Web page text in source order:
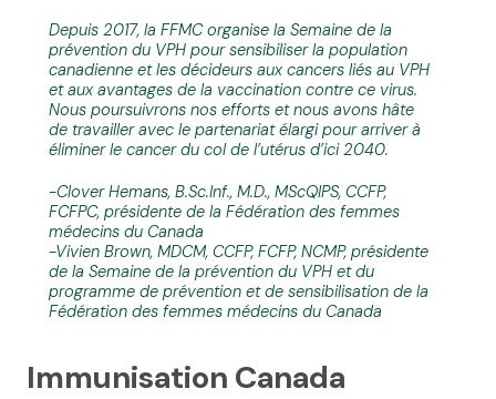
Depuis 2017, la FFMC organise la Semaine de la
prévention du VPH pour sensibiliser la population
canadienne et les décideurs aux cancers liés au VPH
et aux avantages de la vaccination contre ce virus.
Nous poursuivrons nos efforts et nous avons hâte
de travailler avec le partenariat élargi pour arriver à
éliminer le cancer du col de l’utérus d’ici 2040.
-Clover Hemans, B.Sc.Inf., M.D., MScQIPS, CCFP,
FCFPC, présidente de la Fédération des femmes
médecins du Canada
-Vivien Brown, MDCM, CCFP, FCFP, NCMP, présidente
de la Semaine de la prévention du VPH et du
programme de prévention et de sensibilisation de la
Fédération des femmes médecins du Canada
Immunisation Canada